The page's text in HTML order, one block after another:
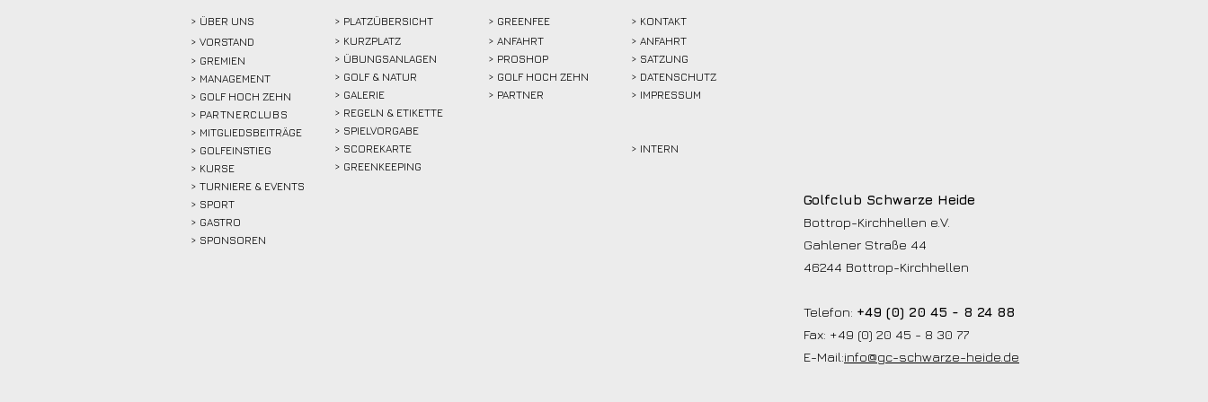
> ÜBER UNS
> VORSTAND
> GREMIEN
> MANAGEMENT
> GOLF HOCH ZEHN
> PARTNERCLUBS
> MITGLIEDSBEITRÄGE
> GOLFEINSTIEG
> KURSE
> TURNIERE & EVENTS
> SPORT
> GASTRO
> SPONSOREN
> PLATZÜBERSICHT
> KURZPLATZ
> ÜBUNGSANLAGEN
> GOLF & NATUR
> GALERIE
> REGELN & ETIKETTE
> SPIELVORGABE
> SCOREKARTE
> GREENKEEPING
> GREENFEE
> ANFAHRT
> PROSHOP
> GOLF HOCH ZEHN
> PARTNER
> KONTAKT
> ANFAHRT
> SATZUNG
> DATENSCHUTZ
> IMPRESSUM
> INTERN
Golfclub Schwarze Heide
Bottrop-Kirchhellen e.V.
Gahlener Straße 44
46244 Bottrop-Kirchhellen
Telefon: +49 (0) 20 45 - 8 24 88
Fax: +49 (0) 20 45 - 8 30 77
E-Mail:info@gc-schwarze-heide.de